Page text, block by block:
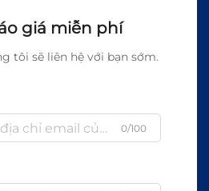
giá miễn phí
tôi sẽ liên hệ với bạn sớm.
0/100